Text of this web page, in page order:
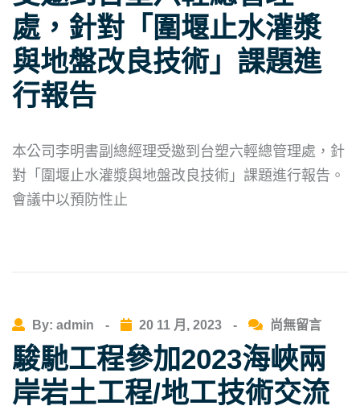
處，針對「圍堰止水灌漿
與地盤改良技術」課題進
行報告
本公司李明書副總經理受邀到台塑六輕總管理處，針
對「圍堰止水灌漿與地盤改良技術」課題進行報告。
會議中以預防性止
By: admin - 20 11 月, 2023 - 尚無留言
駿馳工程參加2023海峽兩
岸岩土工程/地工技術交流